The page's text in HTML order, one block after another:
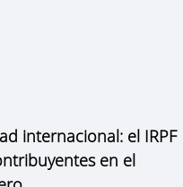
internacional: el IRPF
en el